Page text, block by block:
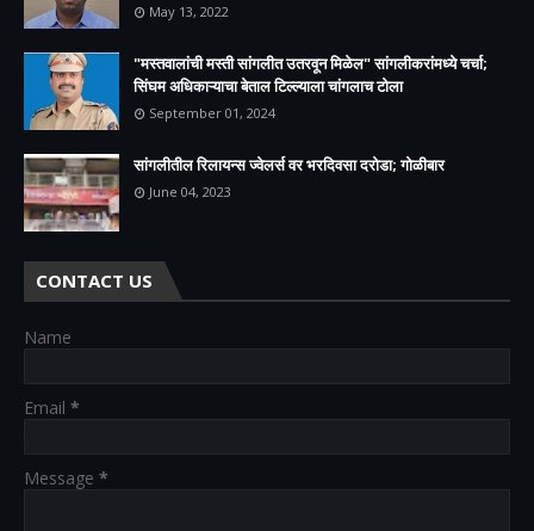
May 13, 2022
"मस्तवालांची मस्ती सांगलीत उतरवून मिळेल" सांगलीकरांमध्ये चर्चा;
सिंघम अधिकाऱ्याचा बेताल टिल्ल्याला चांगलाच टोला
September 01, 2024
सांगलीतील रिलायन्स ज्वेलर्स वर भरदिवसा दरोडा; गोळीबार
June 04, 2023
CONTACT US
Name
Email *
Message *